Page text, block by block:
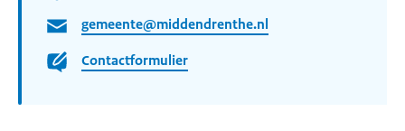
gemeente@middendrenthe.nl
Contactformulier